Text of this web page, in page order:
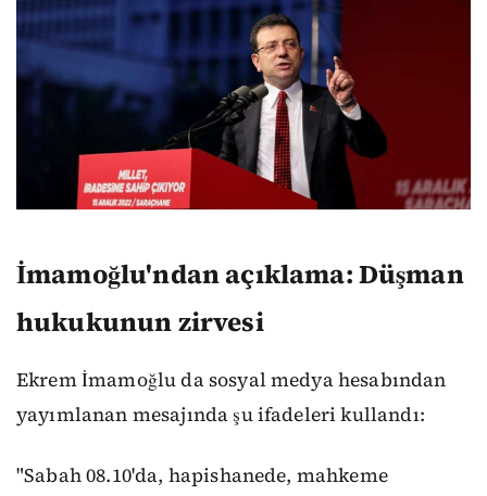
İmamoğlu'ndan açıklama: Düşman
hukukunun zirvesi
Ekrem İmamoğlu da sosyal medya hesabından
yayımlanan mesajında şu ifadeleri kullandı:
"Sabah 08.10'da, hapishanede, mahkeme